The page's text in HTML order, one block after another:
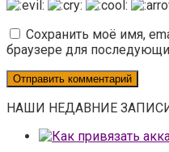
Сохранить моё имя,
браузере для
НАШИ НЕДАВНИЕ